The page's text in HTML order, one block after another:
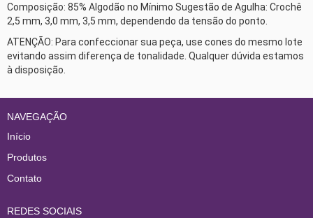
Composição: 85% Algodão no Mínimo Sugestão de Agulha: Crochê
2,5 mm, 3,0 mm, 3,5 mm, dependendo da tensão do ponto.
ATENÇÃO: Para confeccionar sua peça, use cones do mesmo lote
evitando assim diferença de tonalidade. Qualquer dúvida estamos
à disposição.
NAVEGAÇÃO
Início
Produtos
Contato
REDES SOCIAIS